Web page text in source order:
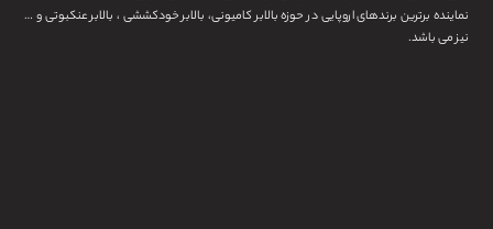
نماینده برترین برندهای اروپایی در حوزه بالابر کامیونی، بالابر خودکششی ، بالابر عنکبوتی و …
نیز می باشد.